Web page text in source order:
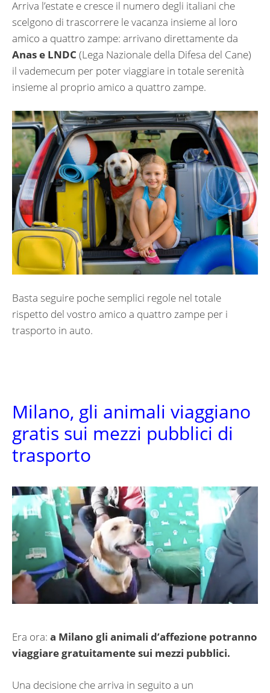
Arriva l’estate e cresce il numero degli italiani che
scelgono di trascorrere le vacanza insieme al loro
amico a quattro zampe: arrivano direttamente da
Anas e LNDC (Lega Nazionale della Difesa del Cane)
il vademecum per poter viaggiare in totale serenità
insieme al proprio amico a quattro zampe.
Basta seguire poche semplici regole nel totale
rispetto del vostro amico a quattro zampe per i
trasporto in auto.
Milano, gli animali viaggiano
gratis sui mezzi pubblici di
trasporto
Era ora: a Milano gli animali d’affezione potranno
viaggiare gratuitamente sui mezzi pubblici.
Una decisione che arriva in seguito a un